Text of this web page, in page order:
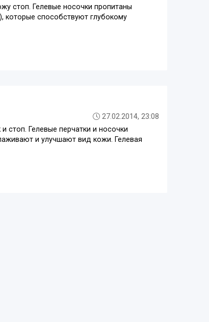
стоп. Гелевые носочки пропитаны
которые способствуют глубокому
27.02.2014, 23:08
стоп. Гелевые перчатки и носочки
и улучшают вид кожи. Гелевая